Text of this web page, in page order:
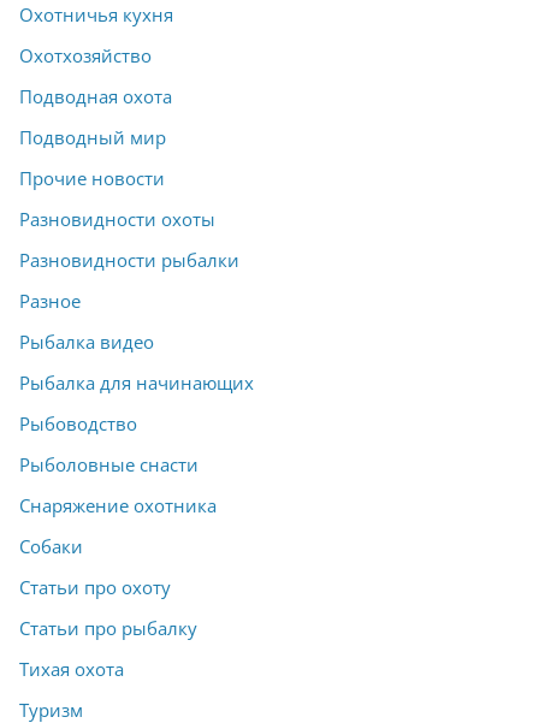
Охотничья кухня
Охотхозяйство
Подводная охота
Подводный мир
Прочие новости
Разновидности охоты
Разновидности рыбалки
Разное
Рыбалка видео
Рыбалка для начинающих
Рыбоводство
Рыболовные снасти
Снаряжение охотника
Собаки
Статьи про охоту
Статьи про рыбалку
Тихая охота
Туризм